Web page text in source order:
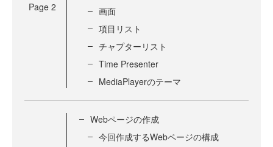
Page 2
画面
項目リスト
チャプターリスト
Time Presenter
MediaPlayerのテーマ
Webページの作成
今回作成するWebページの構成